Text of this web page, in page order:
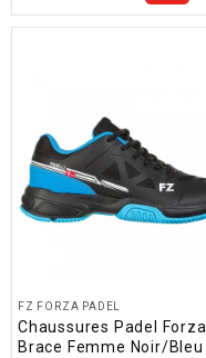
FZ FORZA PADEL
Chaussures Padel Forza
Brace Femme Noir/Bleu